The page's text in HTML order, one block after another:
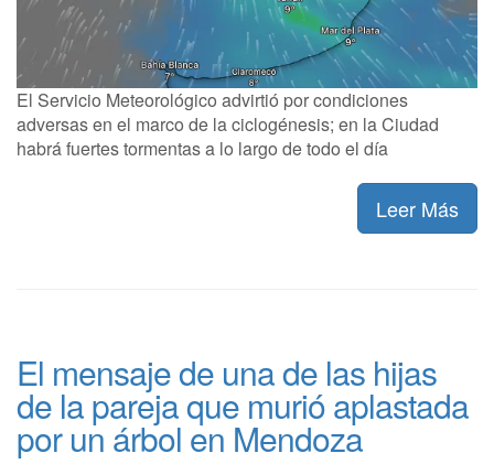
El Servicio Meteorológico advirtió por condiciones
adversas en el marco de la ciclogénesis; en la Ciudad
habrá fuertes tormentas a lo largo de todo el día
Leer Más
El mensaje de una de las hijas
de la pareja que murió aplastada
por un árbol en Mendoza